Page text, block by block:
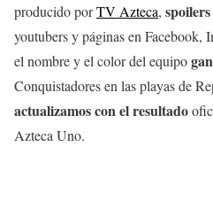
producido porTV Azteca, spoilers
youtubers y páginas en Facebook,
el nombre y el color del equipo
Conquistadores en las playas de
actualizamos con el resultado
Azteca Uno.